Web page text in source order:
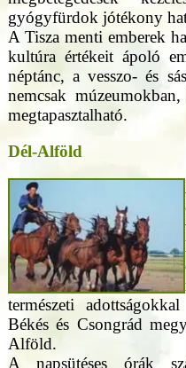
gyógyfürdok jótékony
A Tisza menti emberek
kultúra értékeit ápoló
néptánc, a vesszo- és
nemcsak
megtapasztalható.
Dél-Alföld
természeti
Békés és Csongrád
Alföld.
A napsütéses órák